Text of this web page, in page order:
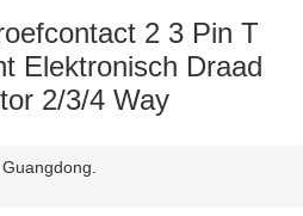
2 3 Pin T
Elektronisch Draad
2/3/4 Way